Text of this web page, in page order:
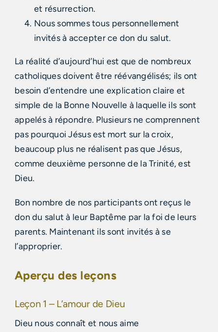
et résurrection.
Nous sommes tous personnellement
invités à accepter ce don du salut.
La réalité d’aujourd’hui est que de nombreux
catholiques doivent être réévangélisés; ils ont
besoin d’entendre une explication claire et
simple de la Bonne Nouvelle à laquelle ils sont
appelés à répondre. Plusieurs ne comprennent
pas pourquoi Jésus est mort sur la croix,
beaucoup plus ne réalisent pas que Jésus,
comme deuxième personne de la Trinité, est
Dieu.
Bon nombre de nos participants ont reçus le
don du salut à leur Baptême par la foi de leurs
parents. Maintenant ils sont invités à se
l’approprier.
Aperçu des leçons
Leçon 1 – L’amour de Dieu
Dieu nous connaît et nous aime